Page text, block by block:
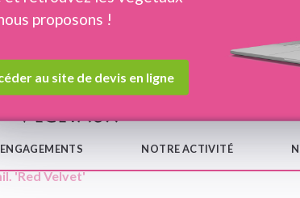
Devis
NOTRE ACTIVITÉ
proposons !
au site de devis en ligne
'Red Velvet'